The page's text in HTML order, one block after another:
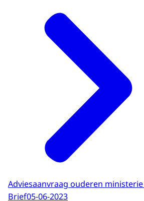
Adviesaanvraag ouderen ministerie
Brief05-06-2023